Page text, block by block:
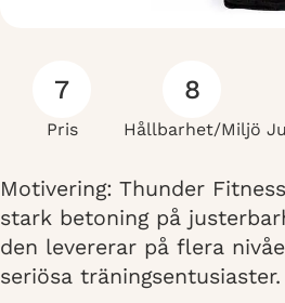
7
Pris
8
Hållbarhet/Miljö
Motivering: Thunder
stark betoning på
den levererar på flera
seriösa träningsentusiaster.